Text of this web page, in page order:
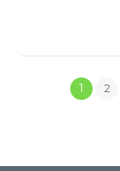
Oldalak
1 2